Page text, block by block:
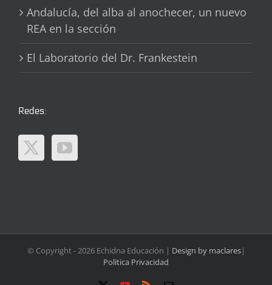
Andalucía, del alba al anochecer, un nuevo
REA en la sección
El Laboratorio del Dr. Frankestein
Redes:
© Copyright -2026 Echidna Educación | Design by maclares|
Politica Privacidad